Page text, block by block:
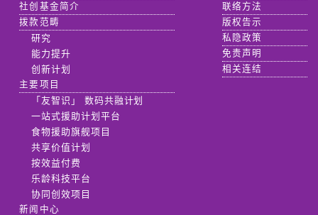
社创基金简介
拨款范畴
研究
能力提升
创新计划
主要项目
「友智识」 数码共融计划
一站式援助计划平台
食物援助旗舰项目
共享价值计划
按效益付费
乐龄科技平台
协同创效项目
新闻中心
联络方法
版权告示
私隐政策
免责声明
相关连结